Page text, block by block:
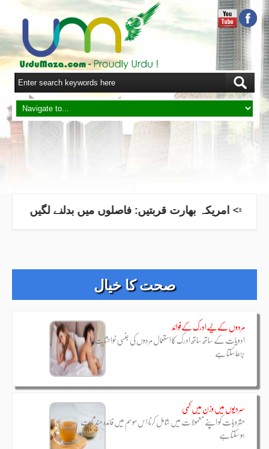
صحت کا خیال
مردوں کےلیےادرک کےفوائد
ادویات کے ساتھ ساتھ ادرک کا استعمال مردوں کی جنسی خواحشات کو
بڑھاسکتا ہے
سردیوں میں وزن میں کمی
مشروبات کو اپنے معمولات میں شامل کرنا اس موسم میں فائدہ مند ثابت
ہو سکتا ہے